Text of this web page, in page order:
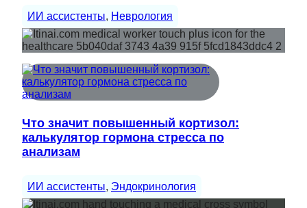
ИИ ассистенты, Неврология
Что значит повышенный кортизол:
калькулятор гормона стресса по
анализам
ИИ ассистенты, Эндокринология